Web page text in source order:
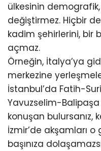
ülkesinin demografik,
değiştirmez. Hiçbir
kadim şehirlerini, bir
açmaz.
Örneğin, İtalya’ya
merkezine
İstanbul’da Fatih-
Yavuzselim-Balipaşa
konuşan bulursanız,
İzmir’de akşamları
başınıza